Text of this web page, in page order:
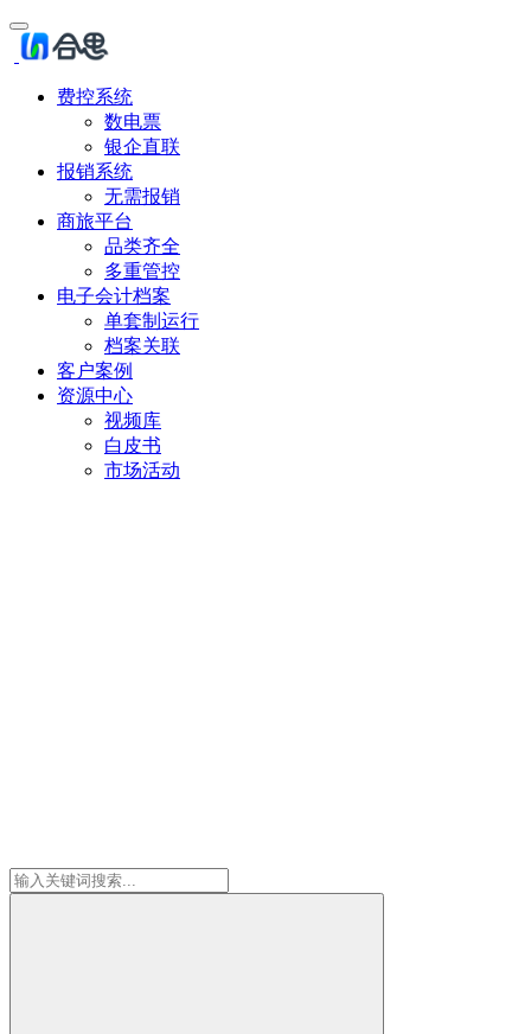
费控系统
数电票
银企直联
报销系统
无需报销
商旅平台
品类齐全
多重管控
电子会计档案
单套制运行
档案关联
客户案例
资源中心
视频库
白皮书
市场活动